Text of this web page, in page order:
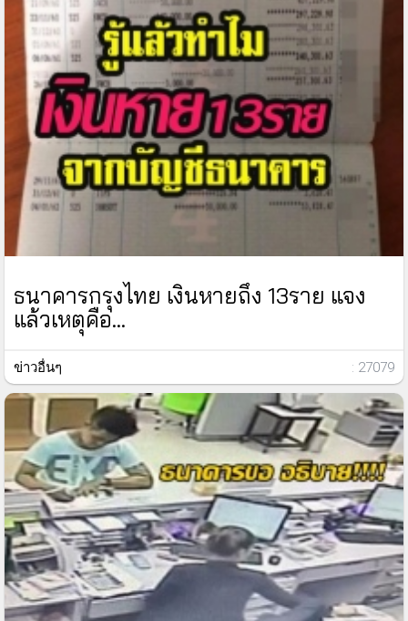
ธนาคารกรุงไทย เงินหายถึง 13ราย แจง
แล้วเหตุคือ...
ข่าวอื่นๆ : 27079